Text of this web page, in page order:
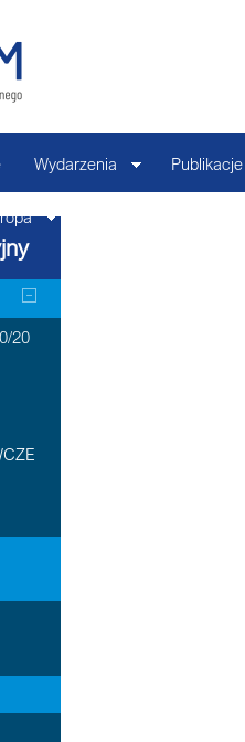
Wydarzenia Publikacje
20